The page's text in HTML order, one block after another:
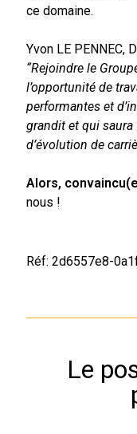
ce domaine.
Yvon LE PENNEC,
“Rejoindre le
l’opportunité de
performantes et
grandit et qui
d’évolution de
Alors,
nous !
Réf: 2d6557e8-
Le